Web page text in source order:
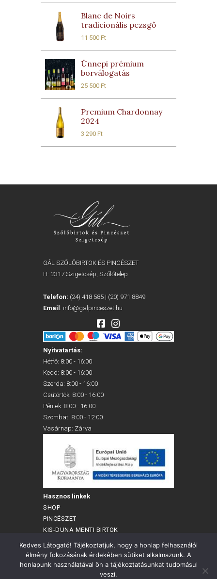
Blanc de Noirs
tradicionális pezsgő
11 500Ft
Ünnepi prémium
borválogatás
25 500Ft
Premium Chardonnay
2024
3 290Ft
GÁL SZŐLŐBIRTOK ÉS PINCÉSZET
H- 2317 Szigetcsép, Szőlőtelep
Telefon: (24) 418 585 | (20) 971 8849
Email : info@galpinceszet.hu
Nyitvatartás:
Hétfő: 8:00 - 16:00
Kedd: 8:00 - 16:00
Szerda: 8:00 - 16:00
Csütörtök: 8:00 - 16:00
Péntek: 8:00 - 16:00
Szombat: 8:00 - 12:00
Vasárnap: Zárva
Hasznos linkek
SHOP
PINCÉSZET
KIS-DUNA MENTI BIRTOK
BALATON-FELVIDÉKI BIRTOK
ÁLTALÁNOS SZERZŐDÉSI FELTÉTELEK
ADATVÉDELMI TÁJÉKOZTATÓ
Kedves Látogató! Tájékoztatjuk, hogy a honlap felhasználói
élmény fokozásának érdekében sütiket alkalmazunk. A
honlapunk használatával ön a tájékoztatásunkat tudomásul
veszi.